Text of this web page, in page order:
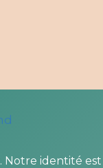
Notre identité est